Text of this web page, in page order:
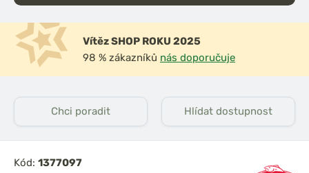
Vítěz SHOP ROKU 2025
98 % zákazníků nás doporučuje
Chci poradit Hlídat dostupnost
Kód: 1377097